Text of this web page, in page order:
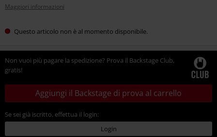
Maggiori informazioni
Questo articolo non è al momento disponibile.
Non vuoi più pagare la spedizione? Prova il Backstage Club,
gratis!
Aggiungi il Backstage di prova al carrello
Se sei già iscritto, effettua il login:
Login